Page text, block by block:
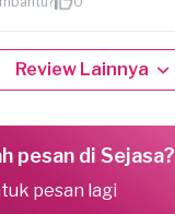
Review Lainnya
pesan di Sejasa?
pesan lagi